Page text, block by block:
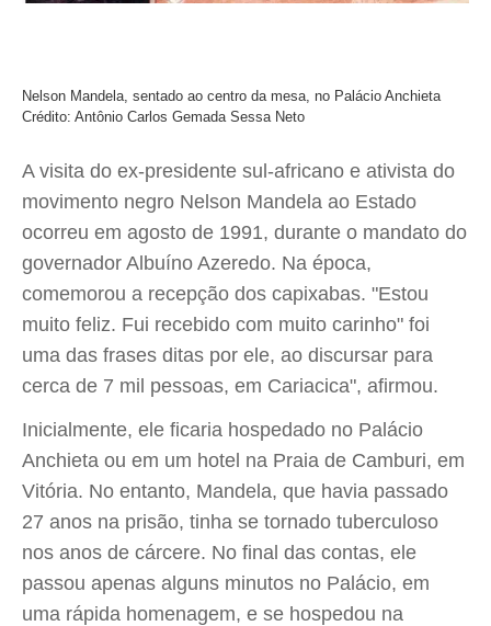
Nelson Mandela, sentado ao centro da mesa, no Palácio Anchieta
Crédito: Antônio Carlos Gemada Sessa Neto
A visita do ex-presidente sul-africano e ativista do
movimento negro Nelson Mandela ao Estado
ocorreu em agosto de 1991, durante o mandato do
governador Albuíno Azeredo. Na época,
comemorou a recepção dos capixabas. "Estou
muito feliz. Fui recebido com muito carinho" foi
uma das frases ditas por ele, ao discursar para
cerca de 7 mil pessoas, em Cariacica", afirmou.
Inicialmente, ele ficaria hospedado no Palácio
Anchieta ou em um hotel na Praia de Camburi, em
Vitória. No entanto, Mandela, que havia passado
27 anos na prisão, tinha se tornado tuberculoso
nos anos de cárcere. No final das contas, ele
passou apenas alguns minutos no Palácio, em
uma rápida homenagem, e se hospedou na